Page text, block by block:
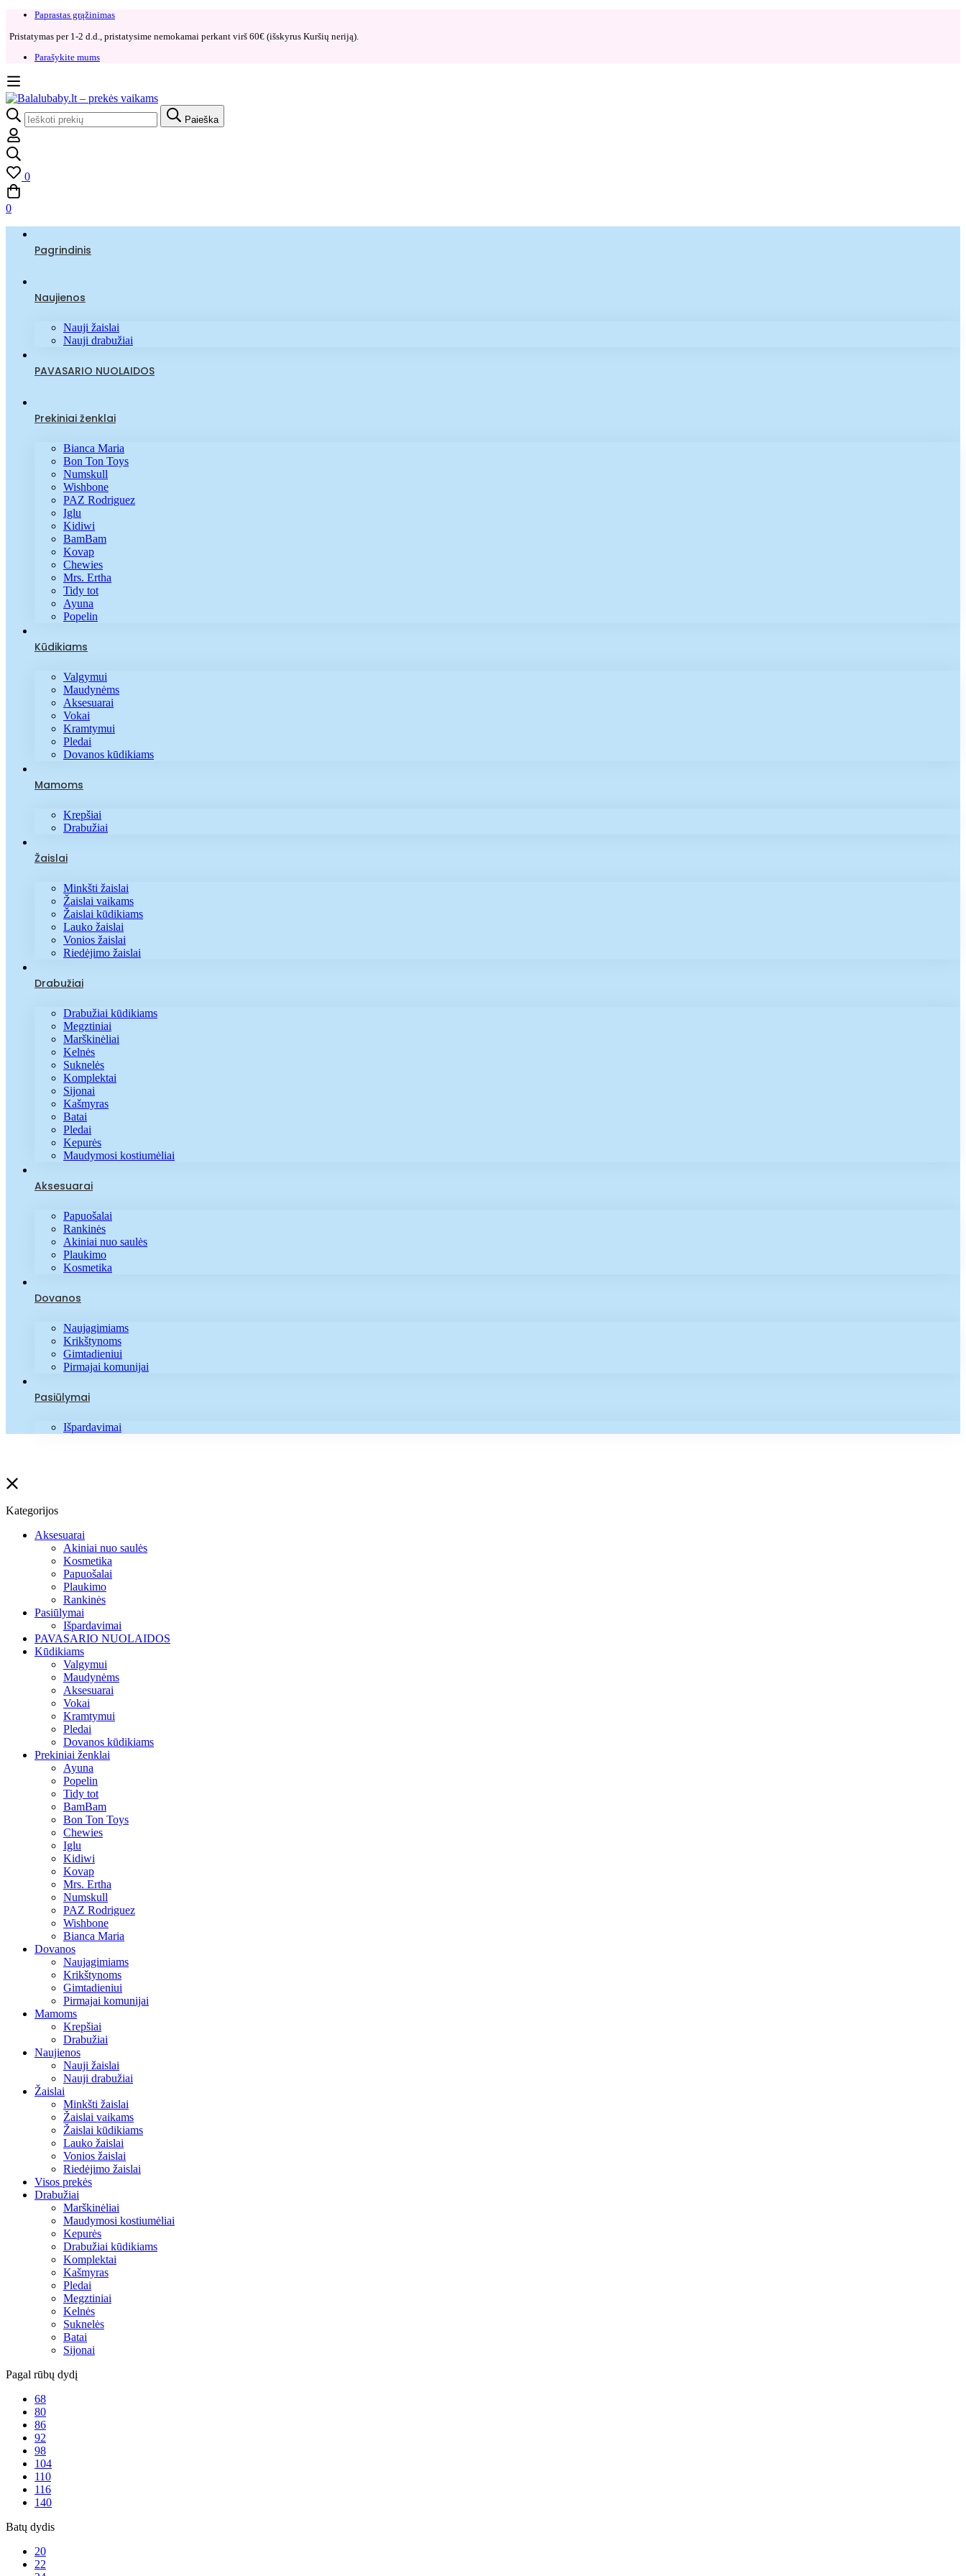
Paprastas grąžinimas​
Pristatymas per 1-2 d.d., pristatysime nemokamai perkant virš 60€ (išskyrus Kuršių neriją).
Parašykite mums
Search
for:
Paieška
0
0
Pagrindinis
Naujienos
Nauji žaislai
Nauji drabužiai
PAVASARIO NUOLAIDOS
Prekiniai ženklai
Bianca Maria
Bon Ton Toys
Numskull
Wishbone
PAZ Rodriguez
Iglu
Kidiwi
BamBam
Kovap
Chewies
Mrs. Ertha
Tidy tot
Ayuna
Popelin
Kūdikiams
Valgymui
Maudynėms
Aksesuarai
Vokai
Kramtymui
Pledai
Dovanos kūdikiams
Mamoms
Krepšiai
Drabužiai
Žaislai
Minkšti žaislai
Žaislai vaikams
Žaislai kūdikiams
Lauko žaislai
Vonios žaislai
Riedėjimo žaislai
Drabužiai
Drabužiai kūdikiams
Megztiniai
Marškinėliai
Kelnės
Suknelės
Komplektai
Sijonai
Kašmyras
Batai
Pledai
Kepurės
Maudymosi kostiumėliai
Aksesuarai
Papuošalai
Rankinės
Akiniai nuo saulės
Plaukimo
Kosmetika
Dovanos
Naujagimiams
Krikštynoms
Gimtadieniui
Pirmajai komunijai
Pasiūlymai
Išpardavimai
Kategorijos
Aksesuarai
Akiniai nuo saulės
Kosmetika
Papuošalai
Plaukimo
Rankinės
Pasiūlymai
Išpardavimai
PAVASARIO NUOLAIDOS
Kūdikiams
Valgymui
Maudynėms
Aksesuarai
Vokai
Kramtymui
Pledai
Dovanos kūdikiams
Prekiniai ženklai
Ayuna
Popelin
Tidy tot
BamBam
Bon Ton Toys
Chewies
Iglu
Kidiwi
Kovap
Mrs. Ertha
Numskull
PAZ Rodriguez
Wishbone
Bianca Maria
Dovanos
Naujagimiams
Krikštynoms
Gimtadieniui
Pirmajai komunijai
Mamoms
Krepšiai
Drabužiai
Naujienos
Nauji žaislai
Nauji drabužiai
Žaislai
Minkšti žaislai
Žaislai vaikams
Žaislai kūdikiams
Lauko žaislai
Vonios žaislai
Riedėjimo žaislai
Visos prekės
Drabužiai
Marškinėliai
Maudymosi kostiumėliai
Kepurės
Drabužiai kūdikiams
Komplektai
Kašmyras
Pledai
Megztiniai
Kelnės
Suknelės
Batai
Sijonai
Pagal rūbų dydį
68
80
86
92
98
104
110
116
140
Batų dydis
20
22